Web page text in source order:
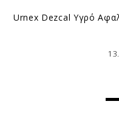
Urnex Dezcal Υγρό